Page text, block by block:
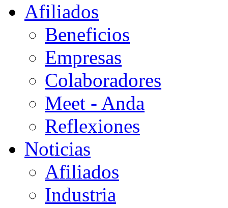
Afiliados
Beneficios
Empresas
Colaboradores
Meet - Anda
Reflexiones
Noticias
Afiliados
Industria